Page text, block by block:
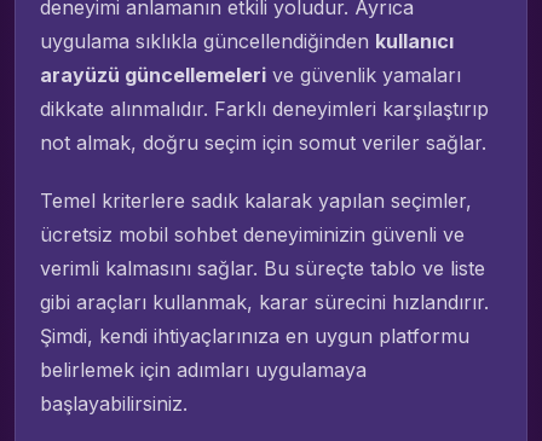
deneyimi anlamanın etkili yoludur. Ayrıca
uygulama sıklıkla güncellendiğinden kullanıcı
arayüzü güncellemeleri ve güvenlik yamaları
dikkate alınmalıdır. Farklı deneyimleri karşılaştırıp
not almak, doğru seçim için somut veriler sağlar.
Temel kriterlere sadık kalarak yapılan seçimler,
ücretsiz mobil sohbet deneyiminizin güvenli ve
verimli kalmasını sağlar. Bu süreçte tablo ve liste
gibi araçları kullanmak, karar sürecini hızlandırır.
Şimdi, kendi ihtiyaçlarınıza en uygun platformu
belirlemek için adımları uygulamaya
başlayabilirsiniz.